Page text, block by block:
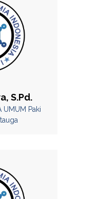
S.Pd.
UMUM Paki